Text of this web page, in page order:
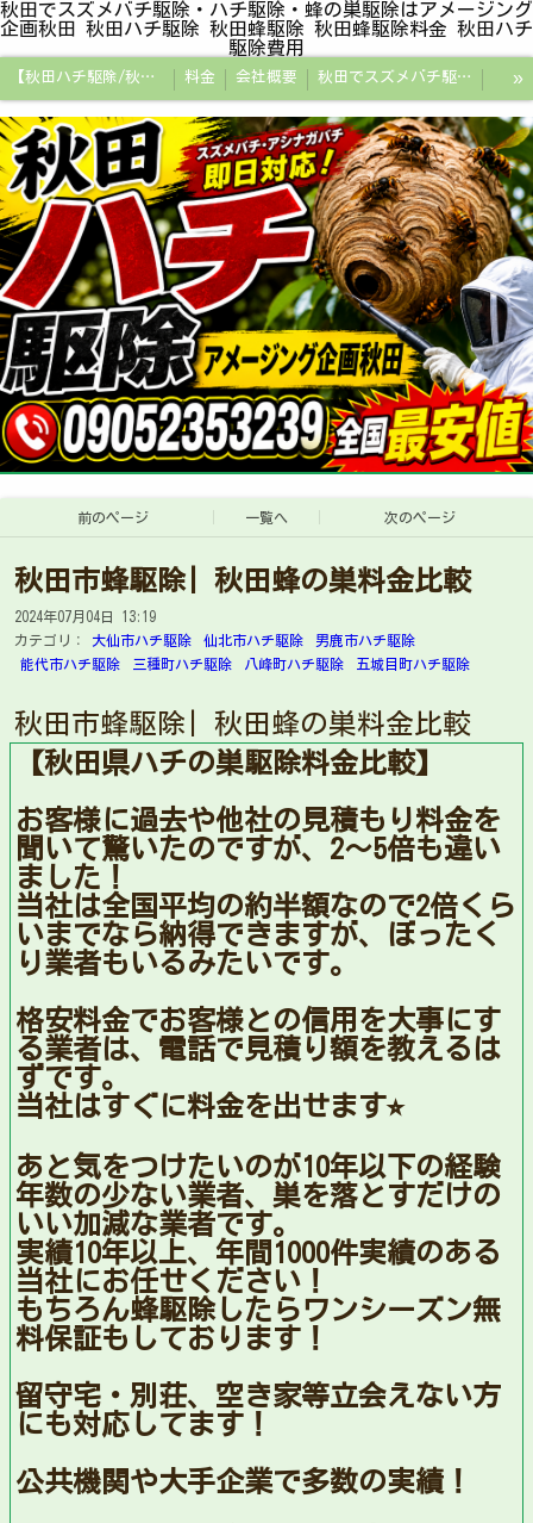
秋田でスズメバチ駆除・ハチ駆除・蜂の巣駆除はアメージング
企画秋田 秋田ハチ駆除 秋田蜂駆除 秋田蜂駆除料金 秋田ハチ
駆除費用
【秋田ハチ駆除/秋田蜂駆除/スズメバチの巣/ハチの巣専門プロ】 料金 会社概要 秋田でスズメバチ駆除・ハチ駆除・蜂の巣駆除はアメージング企画秋田
秋田県の蜂駆除料金・蜂の巣駆除の相場【全国平均と比較】 秋田探偵/秋田県浮気調査/秋田市万引きGメン
秋田便利屋アメージング企画秋田
»
前のページ 一覧へ 次のページ
秋田市蜂駆除| 秋田蜂の巣料金比較
2024年07月04日 13:19
カテゴリ：
大仙市ハチ駆除 仙北市ハチ駆除
男鹿市ハチ駆除
能代市ハチ駆除
三種町ハチ駆除 八峰町ハチ駆除 五城目町ハチ駆除
秋田市蜂駆除| 秋田蜂の巣料金比較
【秋田県ハチの巣駆除料金比較】
お客様に過去や他社の見積もり料金を
聞いて驚いたのですが、2〜5倍も違い
ました！
当社は全国平均の約半額なので2倍くら
いまでなら納得できますが、ぼったく
り業者もいるみたいです。
格安料金でお客様との信用を大事にす
る業者は、電話で見積り額を教えるは
ずです。
当社はすぐに料金を出せます⭐︎
あと気をつけたいのが10年以下の経験
年数の少ない業者、巣を落とすだけの
いい加減な業者です。
実績10年以上、年間1000件実績のある
当社にお任せください！
もちろん蜂駆除したらワンシーズン無
料保証もしております！
留守宅・別荘、空き家等立会えない方
にも対応してます！
公共機関や大手企業で多数の実績！